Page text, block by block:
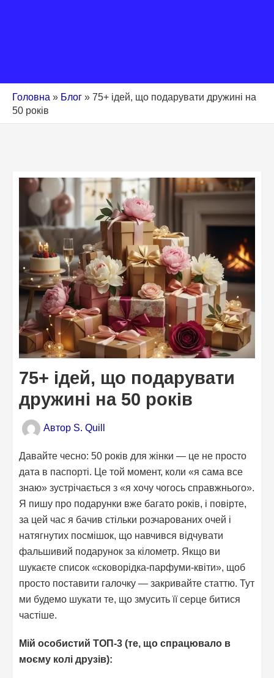
Головна » Блог » 75+ ідей, що подарувати дружині на
50 років
75+ ідей, що подарувати
дружині на 50 років
Автор S. Quill
Давайте чесно: 50 років для жінки — це не просто
дата в паспорті. Це той момент, коли «я сама все
знаю» зустрічається з «я хочу чогось справжнього».
Я пишу про подарунки вже багато років, і повірте,
за цей час я бачив стільки розчарованих очей і
натягнутих посмішок, що навчився відчувати
фальшивий подарунок за кілометр. Якщо ви
шукаєте список «сковорідка-парфуми-квіти», щоб
просто поставити галочку — закривайте статтю. Тут
ми будемо шукати те, що змусить її серце битися
частіше.
Мій особистий ТОП-3 (те, що спрацювало в
моєму колі друзів):